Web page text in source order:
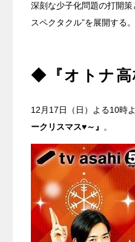
深刻な少子化問題の打開
スペクタクル”を展開する。
◆『オトナ高
12月17日（日）よる10時
ークリスマス♥～』
。